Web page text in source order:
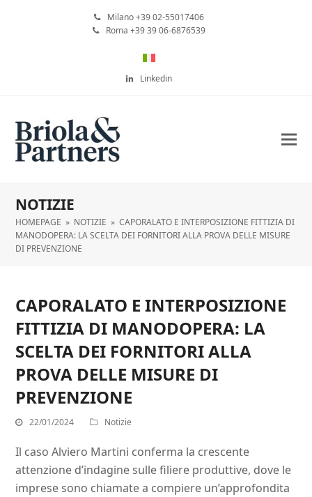
Milano +39 02-55017406
Roma +39 39 06-6876539
Linkedin
NOTIZIE
HOMEPAGE » NOTIZIE » CAPORALATO E INTERPOSIZIONE FITTIZIA DI
MANODOPERA: LA SCELTA DEI FORNITORI ALLA PROVA DELLE MISURE
DI PREVENZIONE
CAPORALATO E INTERPOSIZIONE
FITTIZIA DI MANODOPERA: LA
SCELTA DEI FORNITORI ALLA
PROVA DELLE MISURE DI
PREVENZIONE
22/01/2024 Notizie
Il caso Alviero Martini conferma la crescente
attenzione d’indagine sulle filiere produttive, dove le
imprese sono chiamate a compiere un’approfondita